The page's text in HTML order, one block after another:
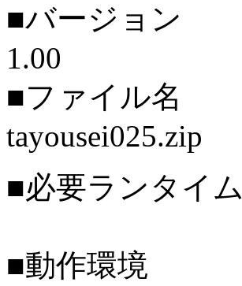
■バージョン
1.00
■ファイル名
tayousei025.zip
■必要ランタイム
■動作環境